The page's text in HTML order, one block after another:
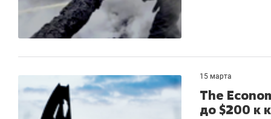
15 марта
The
до $200 к